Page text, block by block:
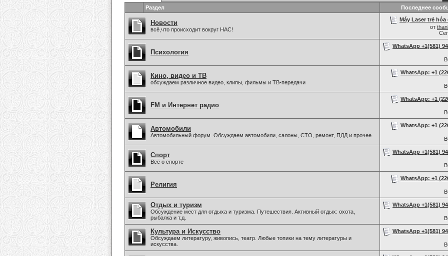
Раздел Последнее
Новости
всё,что происходит вокруг НАС!
Máy Laser trẻ hóa
от
Психология
WhatsApp +1(581)
Кино, видео и ТВ
обсуждаем различное видео, клипы, фильмы и ТВ-передачи
WhatsApp: +1
FM и Интернет радио
WhatsApp: +1
Автомобили
Автомобильный форум. Обсуждаем автомобили, салоны, СТО, ремонт, ПДД и прочее.
WhatsApp: +1
Спорт
Всё о спорте
WhatsApp +1(581)
Религия
WhatsApp: +1
Отдых и туризм
Обсуждение мест для отдыха и туризма. Путешествия. Активный отдых: охота,
рыбалка и т.д.
WhatsApp +1(581)
Культура и Искусство
Обсуждаем литературу, живопись, театр. Любые топики на тему литературы и
искусства.
WhatsApp +1(581)